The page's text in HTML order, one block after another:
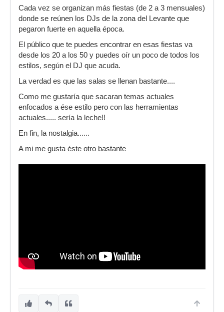
Cada vez se organizan más fiestas (de 2 a 3 mensuales)
donde se reúnen los DJs de la zona del Levante que
pegaron fuerte en aquella época.
El público que te puedes encontrar en esas fiestas va
desde los 20 a los 50 y puedes oír un poco de todos los
estilos, según el DJ que acuda.
La verdad es que las salas se llenan bastante....
Como me gustaría que sacaran temas actuales
enfocados a ése estilo pero con las herramientas
actuales..... sería la leche!!
En fin, la nostalgia......
A mi me gusta éste otro bastante